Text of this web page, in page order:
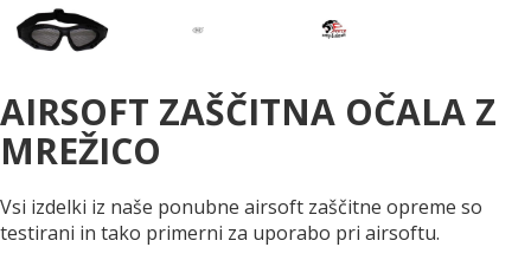
AIRSOFT ZAŠČITNA OČALA Z
MREŽICO
Vsi izdelki iz naše ponubne airsoft zaščitne opreme so
testirani in tako primerni za uporabo pri airsoftu.